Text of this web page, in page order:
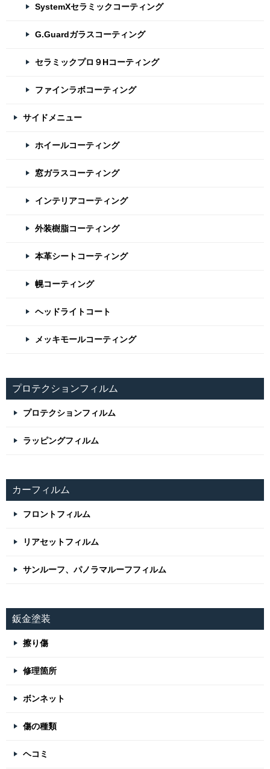
SystemXセラミックコーティング
G.Guardガラスコーティング
セラミックプロ９Hコーティング
ファインラボコーティング
サイドメニュー
ホイールコーティング
窓ガラスコーティング
インテリアコーティング
外装樹脂コーティング
本革シートコーティング
幌コーティング
ヘッドライトコート
メッキモールコーティング
プロテクションフィルム
プロテクションフィルム
ラッピングフィルム
カーフィルム
フロントフィルム
リアセットフィルム
サンルーフ、パノラマルーフフィルム
鈑金塗装
擦り傷
修理箇所
ボンネット
傷の種類
ヘコミ